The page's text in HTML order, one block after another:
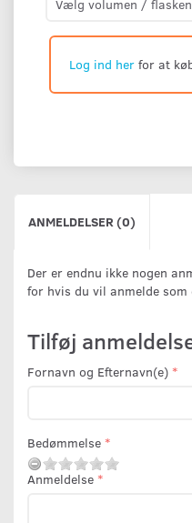
Log ind her for at
ANMELDELSER (0)
Der er endnu ikke nogen
for hvis du vil anmelde som
Tilføj
Fornavn og Efternavn(e)
Bedømmelse
Anmeldelse